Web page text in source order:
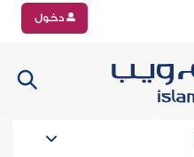
دخول